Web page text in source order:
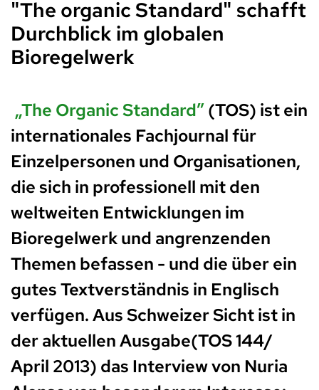
"The organic Standard" schafft
Durchblick im globalen
Bioregelwerk
„The Organic Standard”(TOS) ist ein
internationales Fachjournal für
Einzelpersonen und Organisationen,
die sich in professionell mit den
weltweiten Entwicklungen im
Bioregelwerk und angrenzenden
Themen befassen - und die über ein
gutes Textverständnis in Englisch
verfügen. Aus Schweizer Sicht ist in
der aktuellen Ausgabe(TOS 144/
April 2013) das Interview von Nuria